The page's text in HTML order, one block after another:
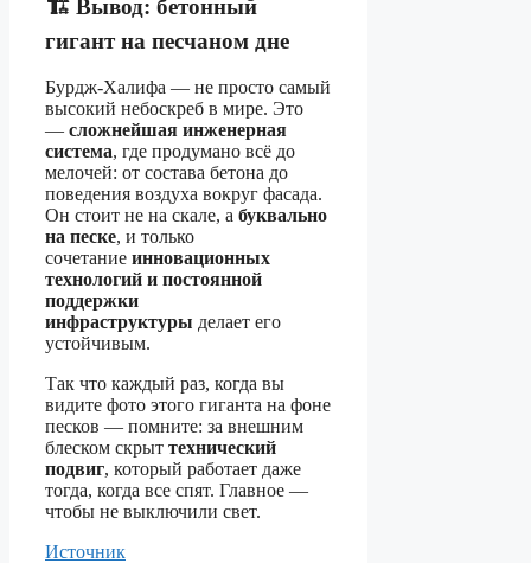
🏗️ Вывод: бетонный
гигант на песчаном дне
Бурдж-Халифа — не просто самый
высокий небоскреб в мире. Это
— сложнейшая инженерная
система, где продумано всё до
мелочей: от состава бетона до
поведения воздуха вокруг фасада.
Он стоит не на скале, а буквально
на песке, и только
сочетание инновационных
технологий и постоянной
поддержки
инфраструктуры делает его
устойчивым.
Так что каждый раз, когда вы
видите фото этого гиганта на фоне
песков — помните: за внешним
блеском скрыт технический
подвиг, который работает даже
тогда, когда все спят. Главное —
чтобы не выключили свет.
Источник